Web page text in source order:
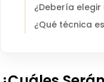
¿Debería
¿Qué técnica